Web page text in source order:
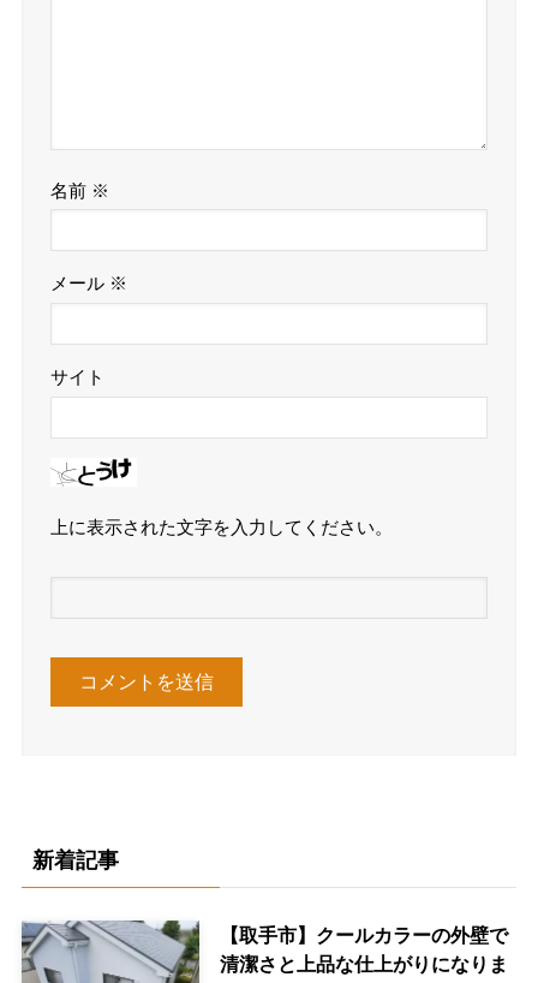
名前 ※
メール ※
サイト
上に表示された文字を入力してください。
新着記事
【取手市】クールカラーの外壁で
清潔さと上品な仕上がりになりま